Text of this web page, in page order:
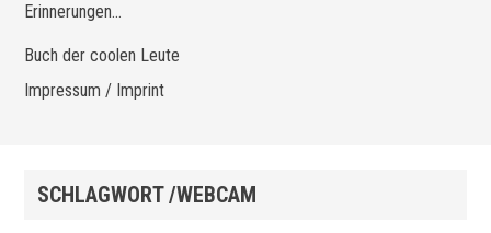
Erinnerungen…
Buch der coolen Leute
Impressum / Imprint
SCHLAGWORT /WEBCAM